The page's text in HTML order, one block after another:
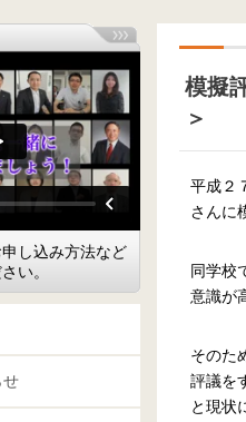
し込み方法など
い。
せ
模擬
＞
平成２
さんに
同学校
意識が
そのた
評議を
と現状